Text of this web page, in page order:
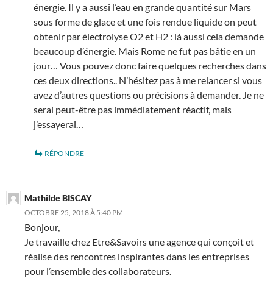
énergie. Il y a aussi l’eau en grande quantité sur Mars
sous forme de glace et une fois rendue liquide on peut
obtenir par électrolyse O2 et H2 : là aussi cela demande
beaucoup d’énergie. Mais Rome ne fut pas bâtie en un
jour… Vous pouvez donc faire quelques recherches dans
ces deux directions.. N’hésitez pas à me relancer si vous
avez d’autres questions ou précisions à demander. Je ne
serai peut-être pas immédiatement réactif, mais
j’essayerai…
RÉPONDRE
Mathilde BISCAY
OCTOBRE 25, 2018 À 5:40 PM
Bonjour,
Je travaille chez Etre&Savoirs une agence qui conçoit et
réalise des rencontres inspirantes dans les entreprises
pour l’ensemble des collaborateurs.